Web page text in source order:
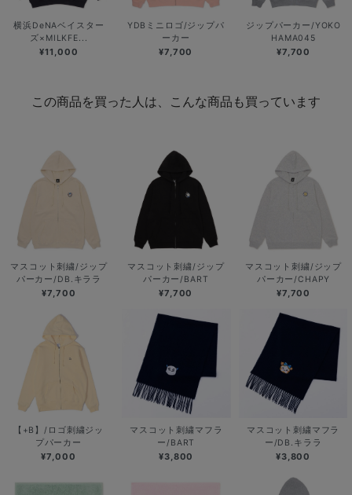
横浜DeNAベイスター
ズ×MILKFE...
¥11,000
YDBミニロゴ/ジップパ
ーカー
¥7,700
ジップパーカー/YOKO
HAMA045
¥7,700
この商品を買った人は、こんな商品も買っています
マスコット刺繍/ジップ
パーカー/DB.キララ
¥7,700
マスコット刺繍/ジップ
パーカー/BART
¥7,700
マスコット刺繍/ジップ
パーカー/CHAPY
¥7,700
【+B】/ロゴ刺繍ジッ
プパーカー
¥7,000
マスコット刺繍マフラ
ー/BART
¥3,800
マスコット刺繍マフラ
ー/DB.キララ
¥3,800